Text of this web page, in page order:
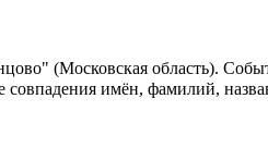
(Московская область).
совпадения имён, фамилий,